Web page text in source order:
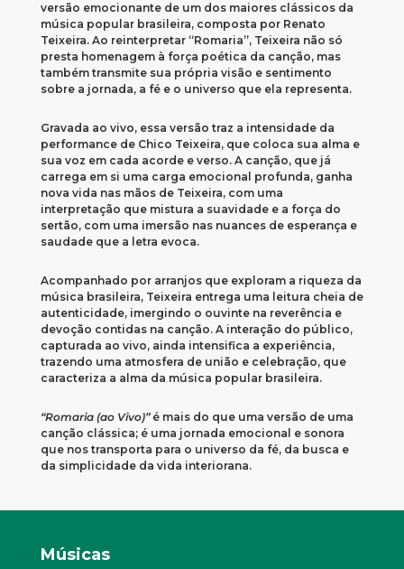
versão emocionante de um dos maiores clássicos da
música popular brasileira, composta por Renato
Teixeira. Ao reinterpretar “Romaria”, Teixeira não só
presta homenagem à força poética da canção, mas
também transmite sua própria visão e sentimento
sobre a jornada, a fé e o universo que ela representa.
Gravada ao vivo, essa versão traz a intensidade da
performance de Chico Teixeira, que coloca sua alma e
sua voz em cada acorde e verso. A canção, que já
carrega em si uma carga emocional profunda, ganha
nova vida nas mãos de Teixeira, com uma
interpretação que mistura a suavidade e a força do
sertão, com uma imersão nas nuances de esperança e
saudade que a letra evoca.
Acompanhado por arranjos que exploram a riqueza da
música brasileira, Teixeira entrega uma leitura cheia de
autenticidade, imergindo o ouvinte na reverência e
devoção contidas na canção. A interação do público,
capturada ao vivo, ainda intensifica a experiência,
trazendo uma atmosfera de união e celebração, que
caracteriza a alma da música popular brasileira.
“Romaria (ao Vivo)”é mais do que uma versão de uma
canção clássica; é uma jornada emocional e sonora
que nos transporta para o universo da fé, da busca e
da simplicidade da vida interiorana.
Músicas